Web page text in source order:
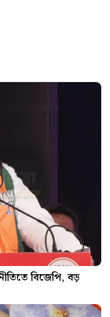
বিজেপি, বড়